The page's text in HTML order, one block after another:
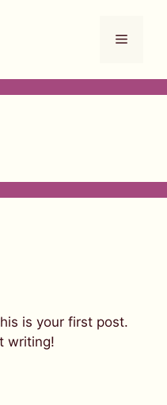
Menü
is your first post.
writing!